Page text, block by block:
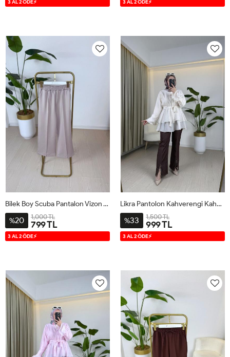
3 AL 2 ÖDE⚡ 3 AL 2 ÖDE⚡
Bilek Boy Scuba Pantalon Vizon Vizon
%20 1,000 TL
799 TL
3 AL 2 ÖDE⚡ S
Likra Pantolon Kahverengi Kahverengi
%33 1,500 TL
999 TL
3 AL 2 ÖDE⚡